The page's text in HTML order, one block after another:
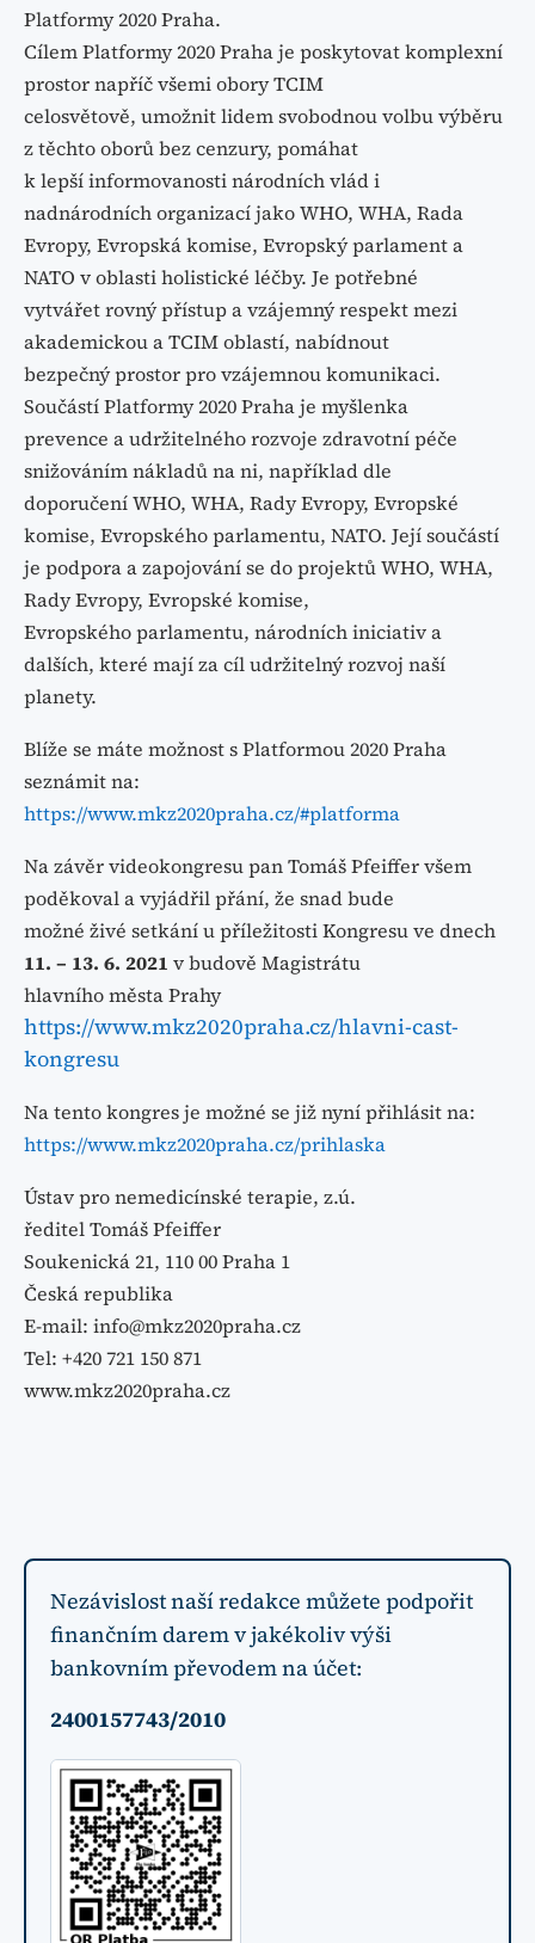
Platformy 2020 Praha.
Cílem Platformy 2020 Praha je poskytovat komplexní
prostor napříč všemi obory TCIM
celosvětově, umožnit lidem svobodnou volbu výběru
z těchto oborů bez cenzury, pomáhat
k lepší informovanosti národních vlád i
nadnárodních organizací jako WHO, WHA, Rada
Evropy, Evropská komise, Evropský parlament a
NATO v oblasti holistické léčby. Je potřebné
vytvářetrovný přístup a vzájemný respekt mezi
akademickou a TCIM oblastí, nabídnout
bezpečnýprostor pro vzájemnou komunikaci.
Součástí Platformy 2020 Praha je myšlenka
prevence a udržitelného rozvoje zdravotní péče
snižováním nákladů na ni, například dle
doporučeníWHO, WHA, Rady Evropy, Evropské
komise, Evropského parlamentu, NATO. Její součástí
je podpora a zapojování se do projektů WHO, WHA,
Rady Evropy, Evropské komise,
Evropskéhoparlamentu, národních iniciativ a
dalších, které mají za cíl udržitelný rozvoj naší
planety.
Blíže se máte možnost s Platformou 2020 Praha
seznámit na:
https://www.mkz2020praha.cz/#platforma
Na závěr videokongresu pan Tomáš Pfeiffer všem
poděkoval a vyjádřil přání, že snad bude
možné živé setkání u příležitosti Kongresu ve dnech
11. – 13. 6. 2021 v budově Magistrátu
hlavního města Prahy
https://www.mkz2020praha.cz/hlavni-cast-
kongresu
Na tento kongres je možné se již nyní přihlásit na:
https://www.mkz2020praha.cz/prihlaska
Ústav pro nemedicínské terapie, z.ú.
ředitel Tomáš Pfeiffer
Soukenická 21, 110 00 Praha 1
Česká republika
E-mail: info@mkz2020praha.cz
Tel: +420 721 150 871
www.mkz2020praha.cz
Nezávislost naší redakce můžete podpořit
finančním darem v jakékoliv výši
bankovním převodem na účet:
2400157743/2010